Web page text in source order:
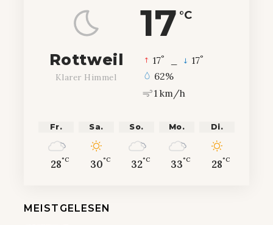
17 °C
Rottweil
Klarer Himmel
17° 17°
62%
1 km/h
Fr.
28°C
Sa.
30°C
So.
32°C
Mo.
33°C
Di.
28°C
MEISTGELESEN